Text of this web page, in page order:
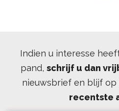
Indien u interesse
pand, schrijf u dan
nieuwsbrief en blijf op
recentste